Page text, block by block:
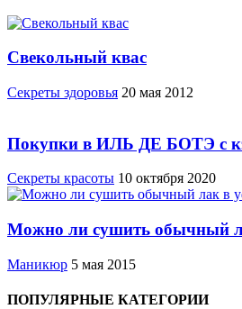
Свекольный квас
Cекреты здоровья 20 мая 2012
Покупки в ИЛЬ ДЕ БОТЭ с
Секреты красоты 10 октября 2020
Можно ли сушить обычный
Маникюр 5 мая 2015
ПОПУЛЯРНЫЕ КАТЕГОРИИ